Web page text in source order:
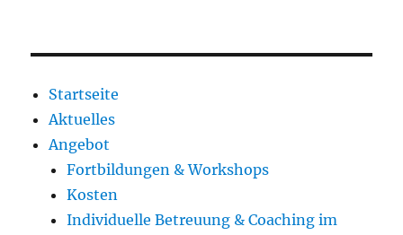
Startseite
Aktuelles
Angebot
Fortbildungen & Workshops
Kosten
Individuelle Betreuung & Coaching im